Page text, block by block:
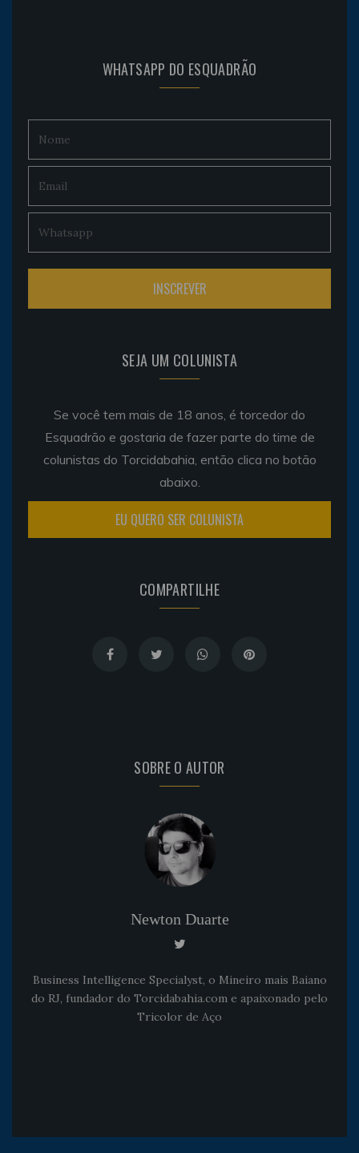
WHATSAPP DO ESQUADRÃO
SEJA UM COLUNISTA
Se você tem mais de 18 anos, é torcedor do
Esquadrão e gostaria de fazer parte do time de
colunistas do Torcidabahia, então clica no botão
abaixo.
EU QUERO SER COLUNISTA
COMPARTILHE
SOBRE O AUTOR
Newton Duarte
Business Intelligence Specialyst, o Mineiro mais Baiano
do RJ, fundador do Torcidabahia.com e apaixonado pelo
Tricolor de Aço